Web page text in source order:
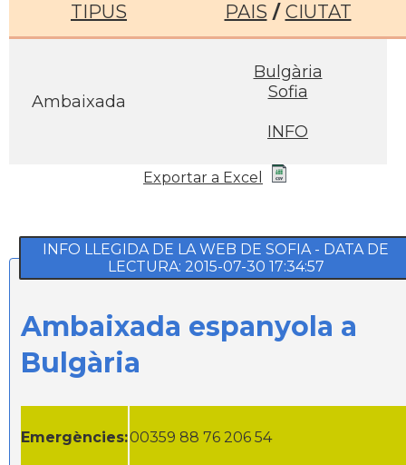
TIPUS PAIS / CIUTAT
Ambaixada
Bulgària
Sofia
INFO
Exportar a Excel
INFO LLEGIDA DE LA WEB DE SOFIA - DATA DE
LECTURA: 2015-07-30 17:34:57
Ambaixada espanyola a
Bulgària
Emergències:00359 88 76 206 54